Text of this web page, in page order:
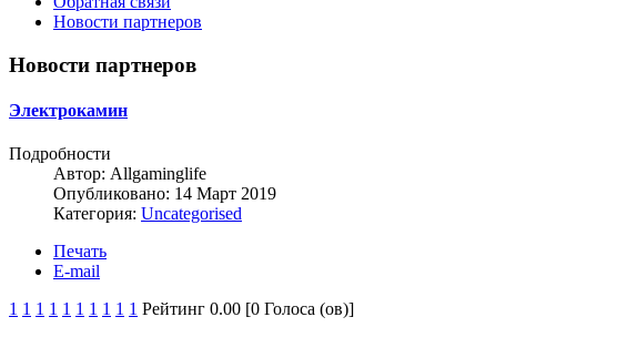
Новости партнеров
Новости партнеров
Электрокамин
Подробности
Автор: Allgaminglife
Опубликовано: 14 Март 2019
Категория: Uncategorised
Печать
E-mail
1 1 1 1 1 1 1 1 1 1 Рейтинг 0.00 [0 Голоса (ов)]